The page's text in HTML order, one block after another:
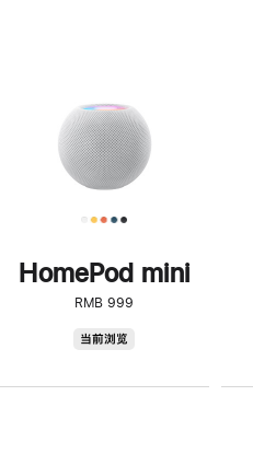
HomePod mini
RMB 999
当前浏览